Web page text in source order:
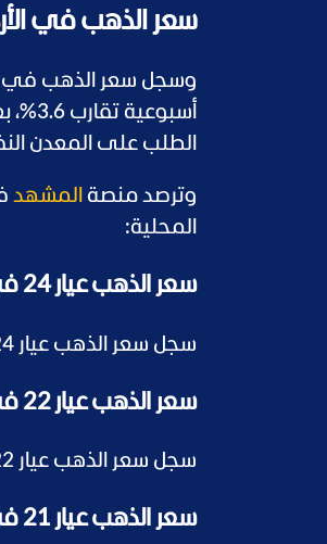
سعر الذهب في الأردن
الطلب على المعدن
وترصد منصة المشهد
المحلية:
سعر الذهب عيار 24 في الأردن
سجل سعر الذهب عيار 24 اليوم 104 دنانير، ما يعادل 146.65 دولارًا.
سعر الذهب عيار 22 في الأردن
سجل سعر الذهب عيار 22 اليوم 95.32 دينارًا، ما يعادل نحو 134.43 دولارًا.
سعر الذهب عيار 21 في الأردن